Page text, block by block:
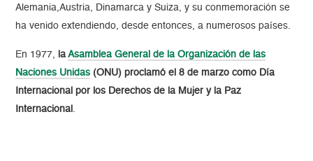
Alemania,Austria, Dinamarca y Suiza, y su conmemoración se
ha venido extendiendo, desde entonces, a numerosos países.
En 1977, laAsamblea General de la Organización de las
Naciones Unidas (ONU) proclamó el 8 de marzo como Día
Internacional por los Derechos de la Mujer y la Paz
Internacional .